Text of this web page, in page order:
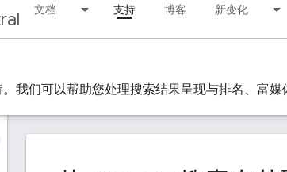
文档 支持 博客 新变化
我们可以帮助您处理搜索结果呈现与排名、富媒